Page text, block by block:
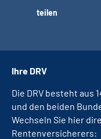
teilen
Ihre DRV
Die DRV besteht aus
und den beiden
Wechseln Sie hier
Rentenversicherers: